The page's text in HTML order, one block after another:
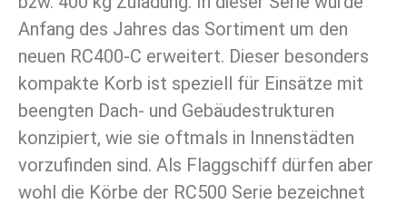
Anfang des Jahres das Sortiment um den
neuen RC400-C erweitert. Dieser besonders
kompakte Korb ist speziell für Einsätze mit
beengten Dach- und Gebäudestrukturen
konzipiert, wie sie oftmals in Innenstädten
vorzufinden sind. Als Flaggschiff dürfen aber
wohl die Körbe der RC500 Serie bezeichnet